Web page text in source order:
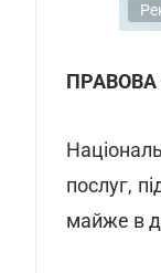
ПРАВОВА
послуг,
майже в